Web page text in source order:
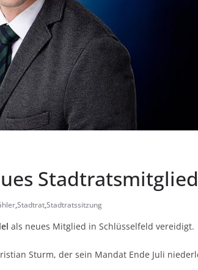
Stadtratsmitglied
,Stadtrat,Stadtratssitzung
als neues Mitglied in Schlüsselfeld vereidigt.
Sturm, der sein Mandat Ende Juli